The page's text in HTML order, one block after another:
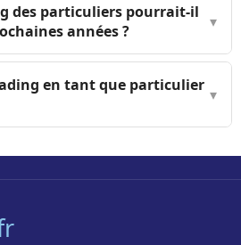
des particuliers pourrait-il
années ?
▾
en tant que particulier ▾